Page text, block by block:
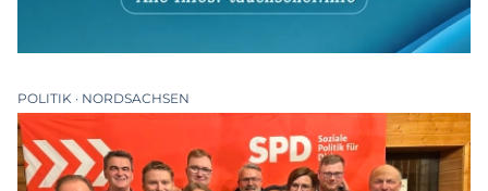
POLITIK NORDSACHSEN